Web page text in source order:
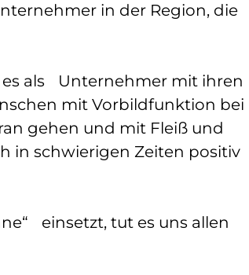
in der Region, die
als Unternehmer mit ihren
mit Vorbildfunktion bei
gehen und mit Fleiß und
in schwierigen Zeiten positiv
einsetzt, tut es uns allen